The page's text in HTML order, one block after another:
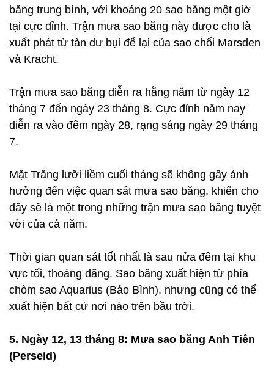
băng trung bình, với khoảng 20 sao băng một giờ
tại cực đỉnh. Trận mưa sao băng này được cho là
xuất phát từ tàn dư bụi để lại của sao chổi Marsden
và Kracht.
Trận mưa sao băng diễn ra hằng năm từ ngày 12
tháng 7 đến ngày 23 tháng 8. Cực đỉnh năm nay
diễn ra vào đêm ngày 28, rạng sáng ngày 29 tháng
7.
Mặt Trăng lưỡi liềm cuối tháng sẽ không gây ảnh
hưởng đến việc quan sát mưa sao băng, khiến cho
đây sẽ là một trong những trận mưa sao băng tuyệt
vời của cả năm.
Thời gian quan sát tốt nhất là sau nửa đêm tại khu
vực tối, thoáng đãng. Sao băng xuất hiện từ phía
chòm sao Aquarius (Bảo Bình), nhưng cũng có thể
xuất hiện bất cứ nơi nào trên bầu trời.
5. Ngày 12, 13 tháng 8: Mưa sao băng Anh Tiên
(Perseid)